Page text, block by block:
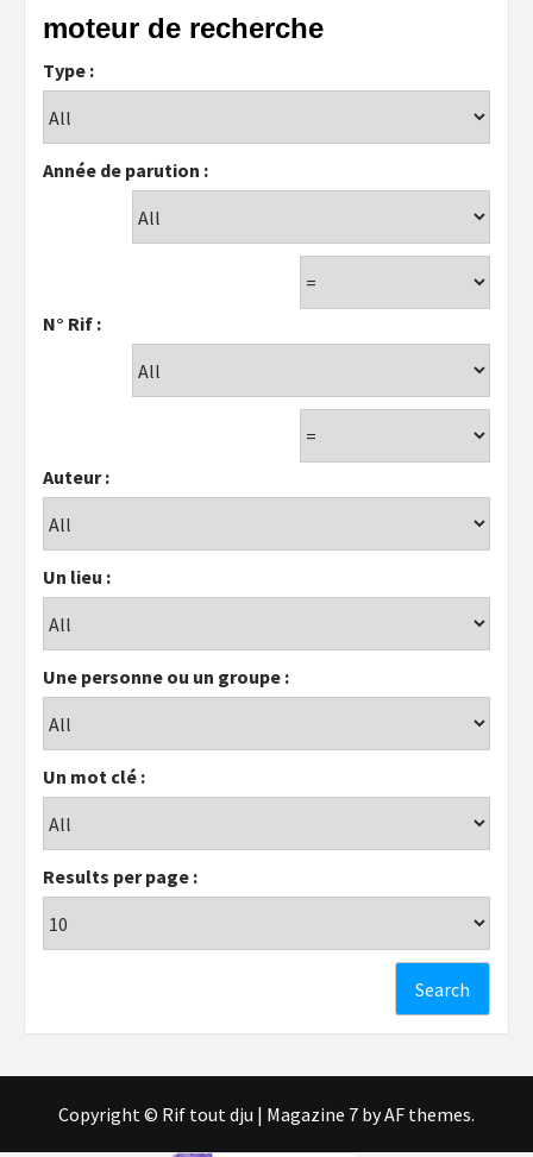
moteur de recherche
Type :
Année de parution :
N° Rif :
Auteur :
Un lieu :
Une personne ou un groupe :
Un mot clé :
Results per page :
Copyright © Rif tout dju | Magazine 7 by AF themes.